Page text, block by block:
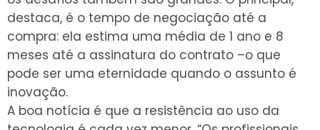
destaca, é o tempo de negociação até a
compra: ela estima uma média de 1 ano e 8
meses até a assinatura do contrato –o que
pode ser uma eternidade quando o assunto é
inovação.
A boa notícia é que a resistência ao uso da